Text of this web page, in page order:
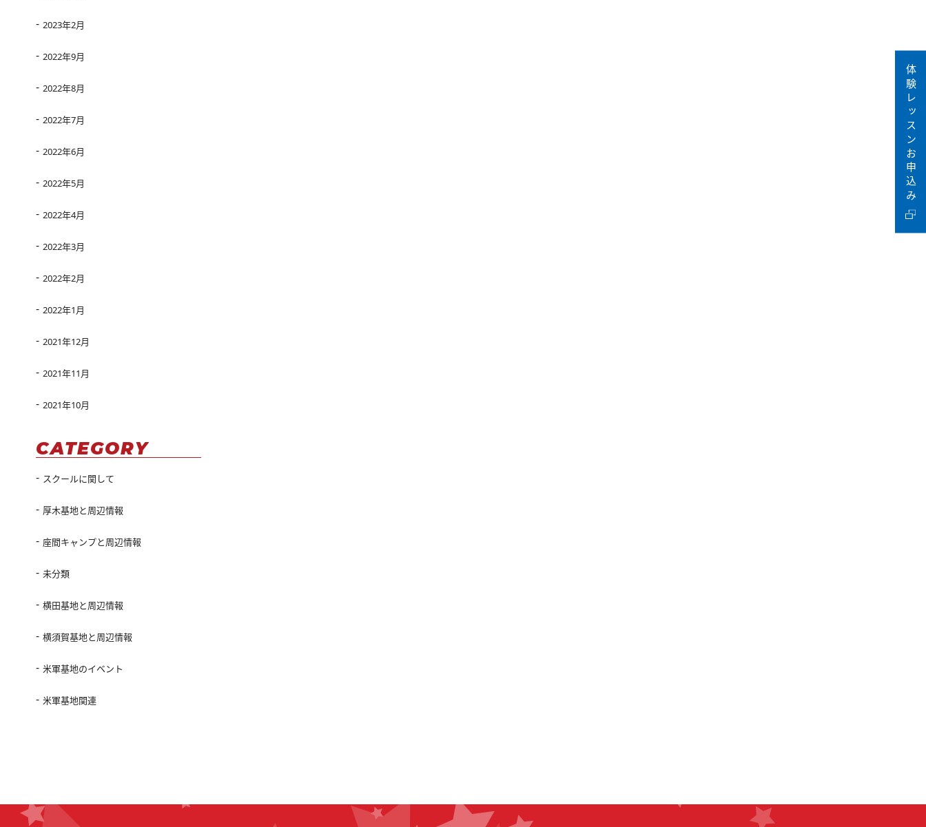
2023年2月
2022年9月
2022年8月
2022年7月
2022年6月
2022年5月
2022年4月
2022年3月
2022年2月
2022年1月
2021年12月
2021年11月
2021年10月
CATEGORY
スクールに関して
厚木基地と周辺情報
座間キャンプと周辺情報
未分類
横田基地と周辺情報
横須賀基地と周辺情報
米軍基地のイベント
米軍基地関連
体験レッスンお申込み